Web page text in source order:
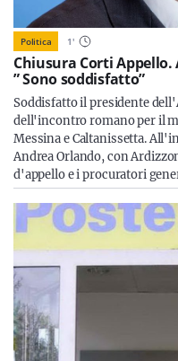
Politica 1'
Chiusura Corti
” Sono soddisfatto”
Soddisfatto il presidente
dell'incontro romano per il
Messina e Caltanissetta.
Andrea Orlando, con
d'appello e i procuratori